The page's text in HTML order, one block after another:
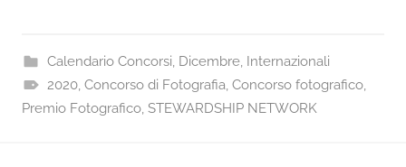
Calendario Concorsi Dicembre, Internazionali
2020, Concorso di Fotografia Concorso fotografico,
Premio Fotografico STEWARDSHIP NETWORK